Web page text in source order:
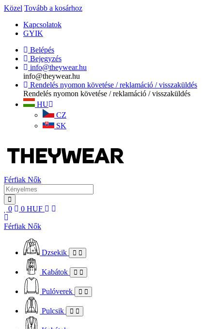
Közel Tovább a kosárhoz
Kapcsolatok
GYIK
Belépés
Bejegyzés
info@theywear.hu
info@theywear.hu
Rendelés nyomon követése / reklamáció / visszaküldés
Rendelés nyomon követése / reklamáció / visszaküldés
HU
CZ
SK
Férfiak Nők
0 0 HUF
Férfiak Nők
Dzsekik
Kabátok
Pulóverek
Pulcsik